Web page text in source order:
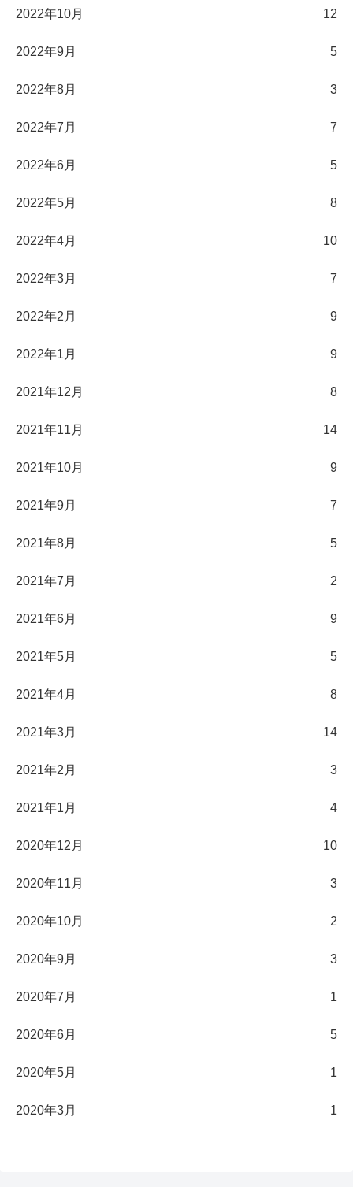
2022年10月 12
2022年9月 5
2022年8月 3
2022年7月 7
2022年6月 5
2022年5月 8
2022年4月 10
2022年3月 7
2022年2月 9
2022年1月 9
2021年12月 8
2021年11月 14
2021年10月 9
2021年9月 7
2021年8月 5
2021年7月 2
2021年6月 9
2021年5月 5
2021年4月 8
2021年3月 14
2021年2月 3
2021年1月 4
2020年12月 10
2020年11月 3
2020年10月 2
2020年9月 3
2020年7月 1
2020年6月 5
2020年5月 1
2020年3月 1